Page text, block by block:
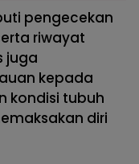
pengecekan
riwayat
juga
kepada
kondisi tubuh
diri